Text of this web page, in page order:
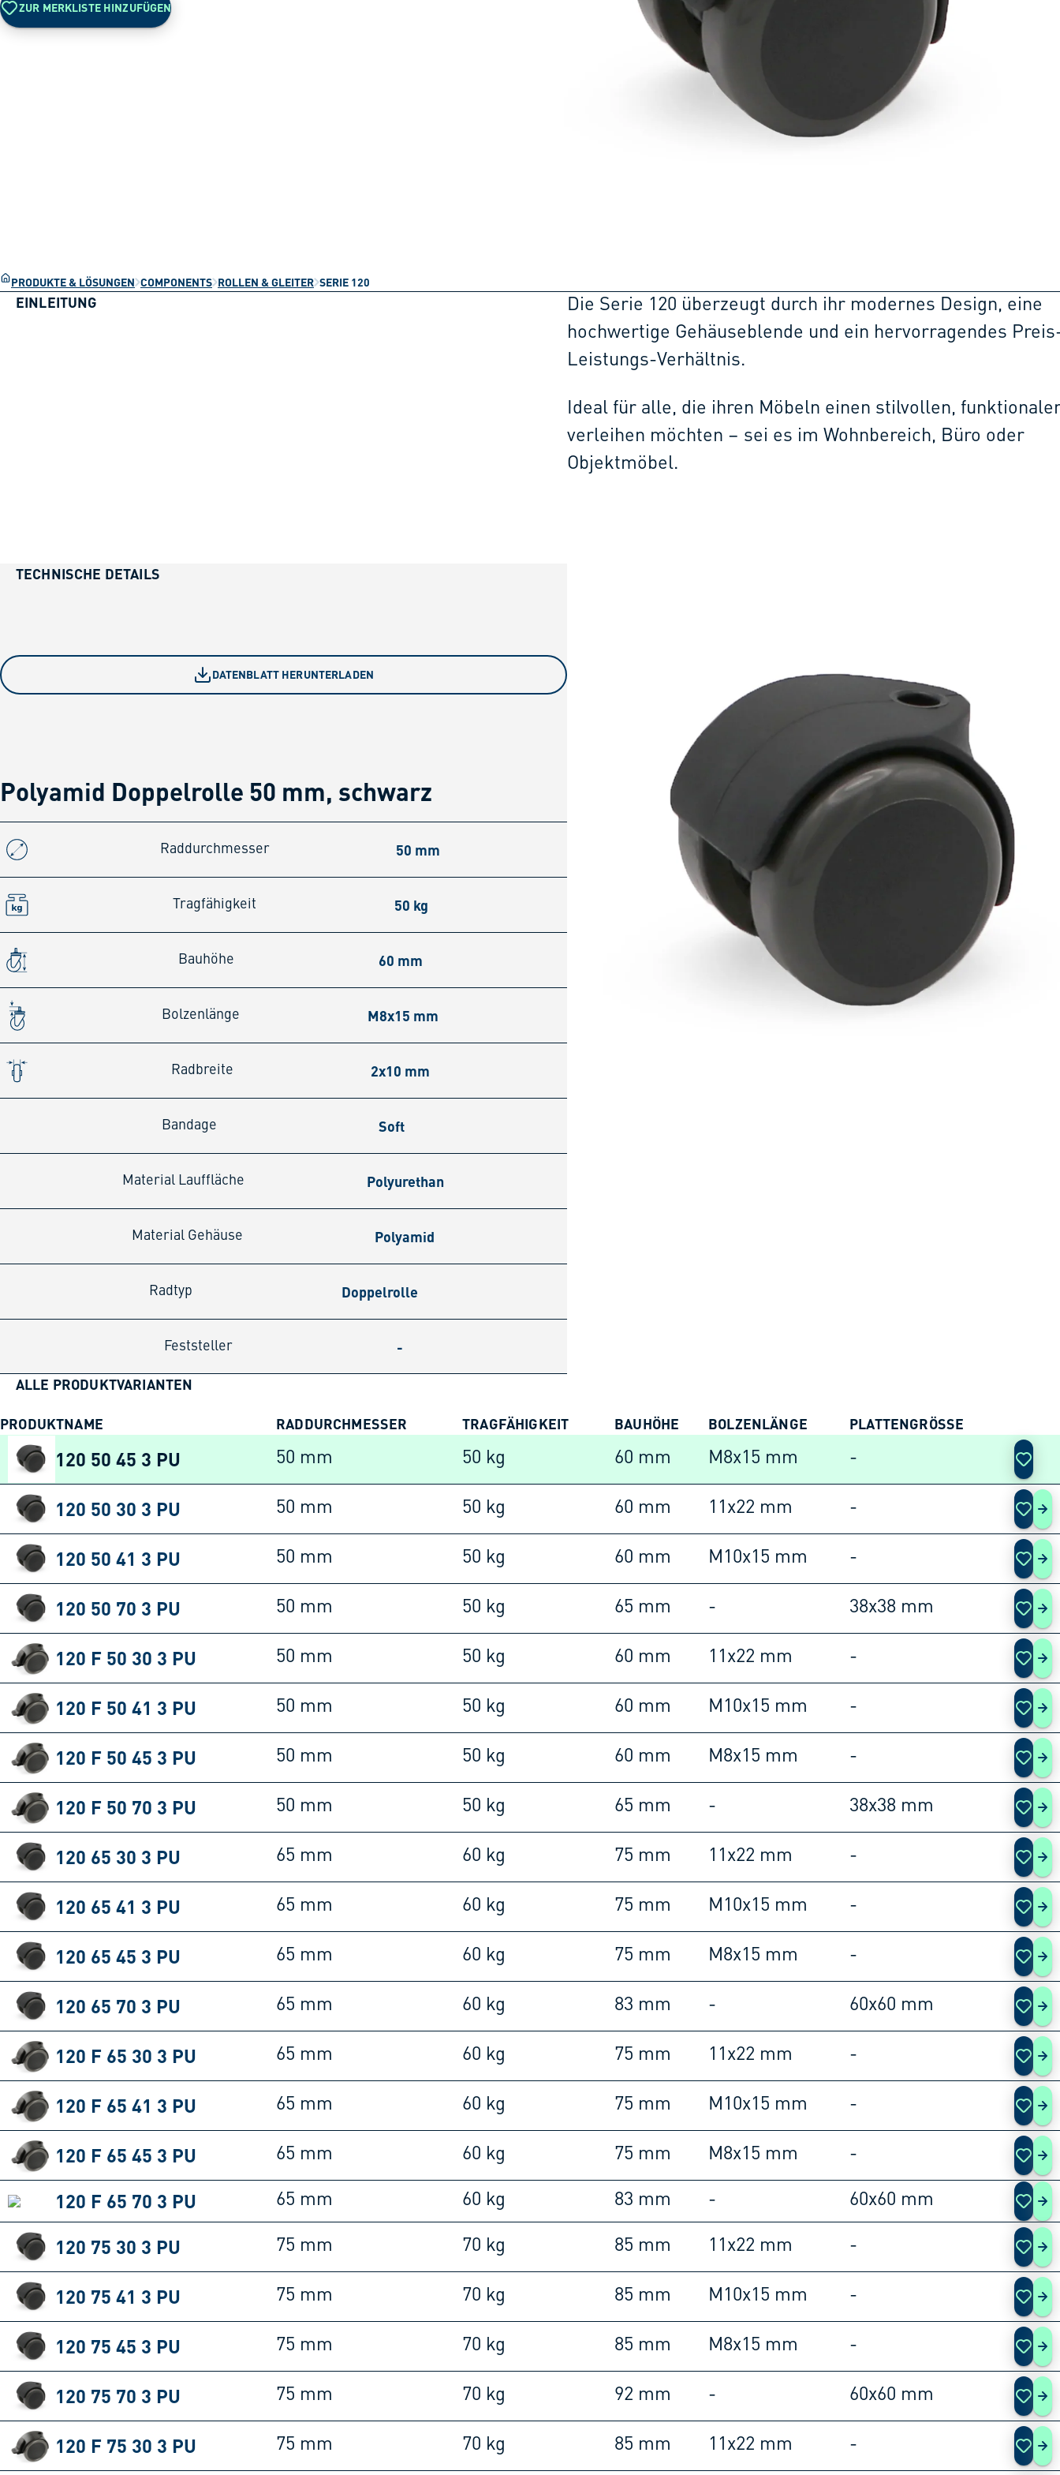
ZUR MERKLISTE HINZUFÜGEN
PRODUKTE & LÖSUNGEN COMPONENTS ROLLEN & GLEITER SERIE 120
EINLEITUNG
Die Serie 120 überzeugt durch ihr modernes Design, eine
hochwertige Gehäuseblende und ein hervorragendes
Leistungs-Verhältnis.
Ideal für alle, die ihren Möbeln einen stilvollen,
verleihen möchten – sei es im Wohnbereich, Büro oder
Objektmöbel.
TECHNISCHE DETAILS
DATENBLATT HERUNTERLADEN
Polyamid Doppelrolle 50 mm, schwarz
Raddurchmesser 50 mm
Tragfähigkeit 50 kg
Bauhöhe 60 mm
Bolzenlänge M8x15 mm
Radbreite 2x10 mm
Bandage Soft
Material Lauffläche Polyurethan
Material Gehäuse Polyamid
Radtyp Doppelrolle
Feststeller -
ALLE PRODUKTVARIANTEN
PRODUKTNAME RADDURCHMESSER TRAGFÄHIGKEIT BAUHÖHE BOLZENLÄNGE PLATTENGRÖSSE
120 50 45 3 PU 50 mm 50 kg 60 mm M8x15 mm -
120 50 30 3 PU 50 mm 50 kg 60 mm 11x22 mm -
120 50 41 3 PU 50 mm 50 kg 60 mm M10x15 mm -
120 50 70 3 PU 50 mm 50 kg 65 mm - 38x38 mm
120 F 50 30 3 PU 50 mm 50 kg 60 mm 11x22 mm -
120 F 50 41 3 PU 50 mm 50 kg 60 mm M10x15 mm -
120 F 50 45 3 PU 50 mm 50 kg 60 mm M8x15 mm -
120 F 50 70 3 PU 50 mm 50 kg 65 mm - 38x38 mm
120 65 30 3 PU 65 mm 60 kg 75 mm 11x22 mm -
120 65 41 3 PU 65 mm 60 kg 75 mm M10x15 mm -
120 65 45 3 PU 65 mm 60 kg 75 mm M8x15 mm -
120 65 70 3 PU 65 mm 60 kg 83 mm - 60x60 mm
120 F 65 30 3 PU 65 mm 60 kg 75 mm 11x22 mm -
120 F 65 41 3 PU 65 mm 60 kg 75 mm M10x15 mm -
120 F 65 45 3 PU 65 mm 60 kg 75 mm M8x15 mm -
120 F 65 70 3 PU 65 mm 60 kg 83 mm - 60x60 mm
120 75 30 3 PU 75 mm 70 kg 85 mm 11x22 mm -
120 75 41 3 PU 75 mm 70 kg 85 mm M10x15 mm -
120 75 45 3 PU 75 mm 70 kg 85 mm M8x15 mm -
120 75 70 3 PU 75 mm 70 kg 92 mm - 60x60 mm
120 F 75 30 3 PU 75 mm 70 kg 85 mm 11x22 mm -